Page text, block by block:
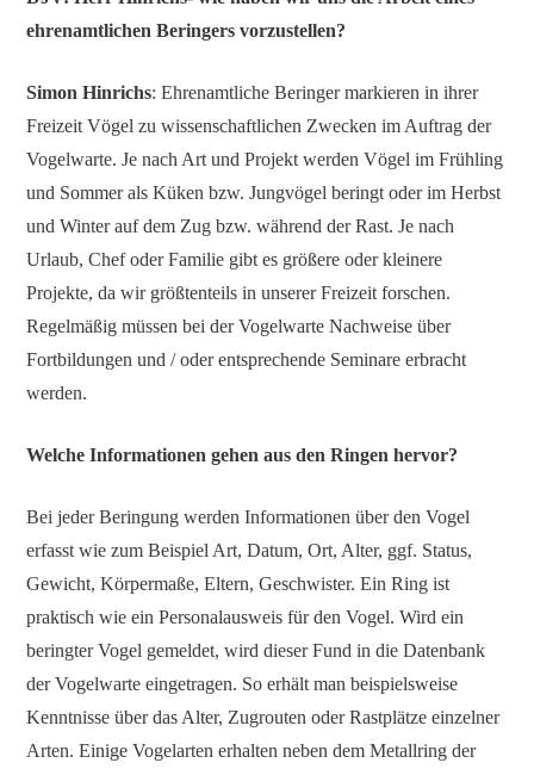
ehrenamtlichen Beringers vorzustellen?
Simon Hinrichs: Ehrenamtliche Beringer markieren in ihrer
Freizeit Vögel zu wissenschaftlichen Zwecken im Auftrag der
Vogelwarte. Je nach Art und Projekt werden Vögel im Frühling
und Sommer als Küken bzw. Jungvögel beringt oder im Herbst
und Winter auf dem Zug bzw. während der Rast. Je nach
Urlaub, Chef oder Familie gibt es größere oder kleinere
Projekte, da wir größtenteils in unserer Freizeit forschen.
Regelmäßig müssen bei der Vogelwarte Nachweise über
Fortbildungen und / oder entsprechende Seminare erbracht
werden.
Welche Informationen gehen aus den Ringen hervor?
Bei jeder Beringung werden Informationen über den Vogel
erfasst wie zum Beispiel Art, Datum, Ort, Alter, ggf. Status,
Gewicht, Körpermaße, Eltern, Geschwister. Ein Ring ist
praktisch wie ein Personalausweis für den Vogel. Wird ein
beringter Vogel gemeldet, wird dieser Fund in die Datenbank
der Vogelwarte eingetragen. So erhält man beispielsweise
Kenntnisse über das Alter, Zugrouten oder Rastplätze einzelner
Arten. Einige Vogelarten erhalten neben dem Metallring der